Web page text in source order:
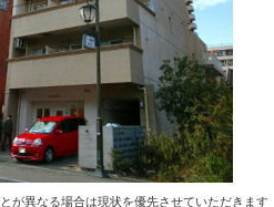
が異なる場合は現状を優先させていただきます